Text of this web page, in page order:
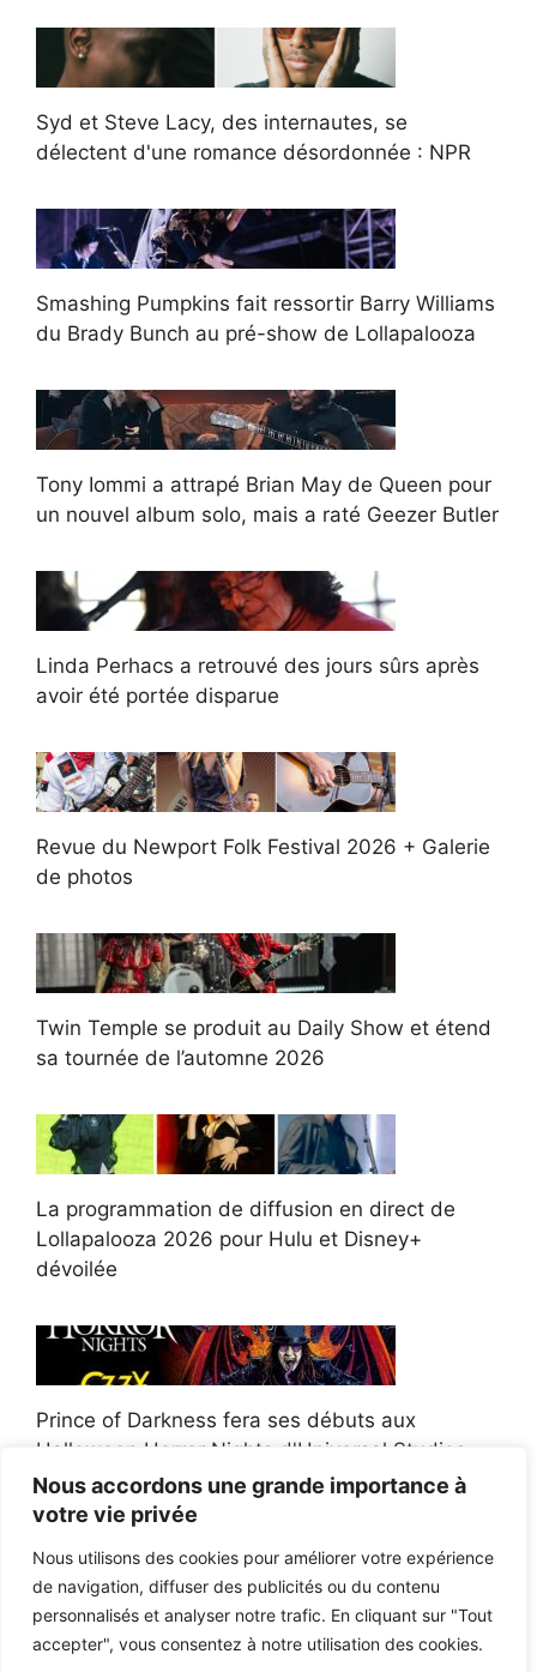
Nous accordons une grande importance à
votre vie privée
Nous utilisons des cookies pour améliorer votre expérience
de navigation, diffuser des publicités ou du contenu
personnalisés et analyser notre trafic. En cliquant sur "Tout
accepter", vous consentez à notre utilisation des cookies.
Syd et Steve Lacy, des internautes, se
délectent d'une romance désordonnée : NPR
Smashing Pumpkins fait ressortir Barry Williams
du Brady Bunch au pré-show de Lollapalooza
Tony Iommi a attrapé Brian May de Queen pour
un nouvel album solo, mais a raté Geezer Butler
Linda Perhacs a retrouvé des jours sûrs après
avoir été portée disparue
Revue du Newport Folk Festival 2026 + Galerie
de photos
Twin Temple se produit au Daily Show et étend
sa tournée de l’automne 2026
La programmation de diffusion en direct de
Lollapalooza 2026 pour Hulu et Disney+
dévoilée
Prince of Darkness fera ses débuts aux
Halloween Horror Nights d'Universal Studios
Afroman poursuit un policier de l'Ohio après la
victoire du jury en diffamation